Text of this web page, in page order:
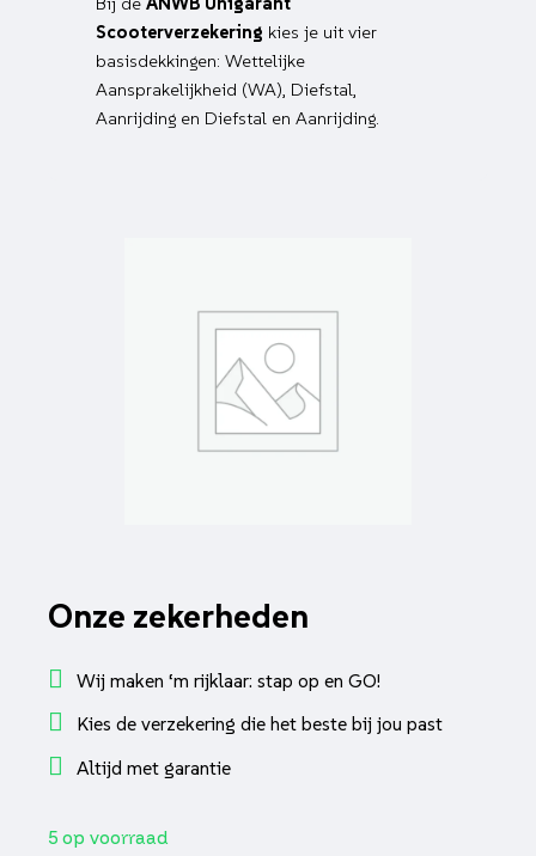
Scooterverzekering kies je uit vier
basisdekkingen: Wettelijke
Aansprakelijkheid (WA), Diefstal,
Aanrijding en Diefstal en Aanrijding.
Onze zekerheden
Wij maken ‘m rijklaar: stap op en GO!
Kies de verzekering die het beste bij jou past
Altijd met garantie
5 op voorraad